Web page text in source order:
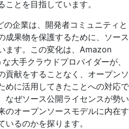
とを目指しています。
企業は、開発者コミュニティと
成果物を保護するために、ソース
ます。この変化は、Amazon
大手クラウドプロバイダーが、
貢献をすることなく、オープンソ
めに活用してきたことへの対応で
なぜソース公開ライセンスが勢い
のオープンソースモデルに内在す
るのかを探ります。